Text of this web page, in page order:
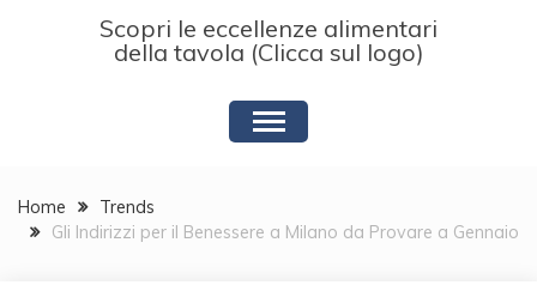
Scopri le eccellenze alimentari
della tavola (Clicca sul logo)
Home
Trends
Gli Indirizzi per il Benessere a Milano da Provare a Gennaio